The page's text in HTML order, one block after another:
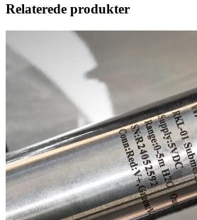
Relaterede produkter